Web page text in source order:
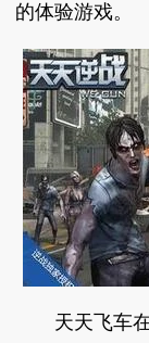
的体验游戏。
天天飞车在